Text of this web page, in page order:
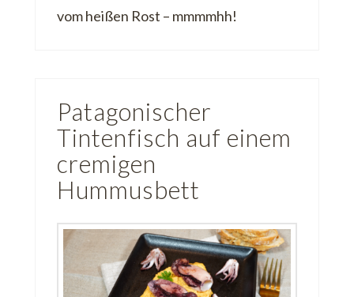
vom heißen Rost – mmmmhh!
Patagonischer
Tintenfisch auf einem
cremigen
Hummusbett